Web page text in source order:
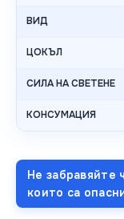
ВИД
ЦОКЪЛ
СИЛА НА СВЕТЕНЕ
КОНСУМАЦИЯ
Не забравяйте
които са